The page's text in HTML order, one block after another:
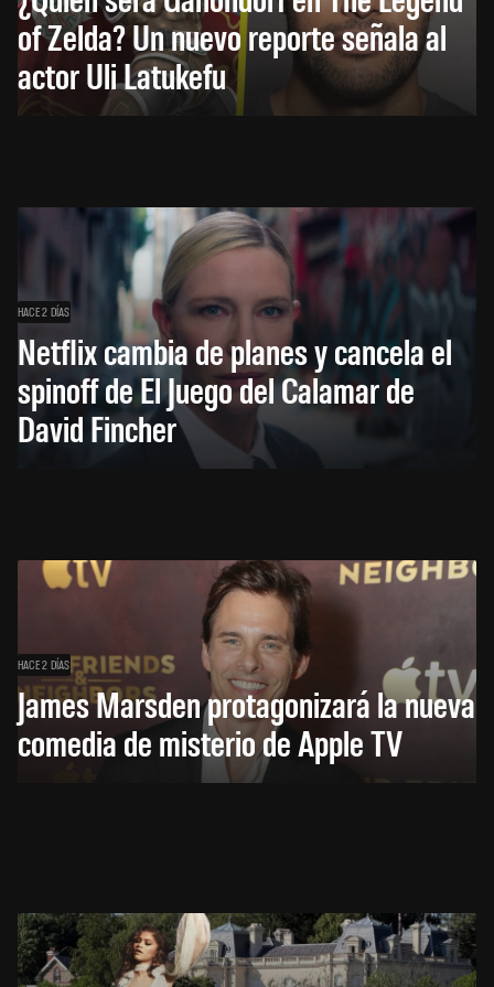
of Zelda? Un nuevo reporte señala al
actor Uli Latukefu
HACE 2 DÍAS
Netflix cambia de planes y cancela el
spinoff de El Juego del Calamar de
David Fincher
HACE 2 DÍAS
James Marsden protagonizará la nueva
comedia de misterio de Apple TV